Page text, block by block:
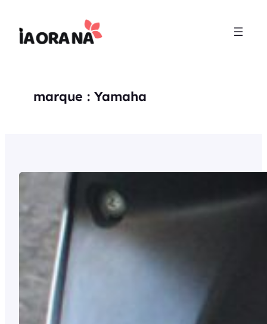
contenu
marque : Yamaha